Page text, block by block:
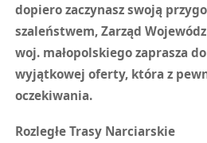
dopiero zaczynasz swoją
szaleństwem, Zarząd
woj. małopolskiego zaprasza
wyjątkowej oferty, która z
oczekiwania.
Rozległe Trasy Narciarskie